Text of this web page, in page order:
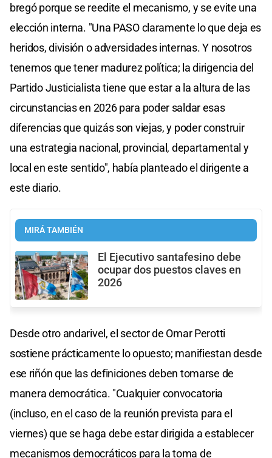
bregó porque se reedite el mecanismo, y se evite una
elección interna. "Una PASO claramente lo que deja es
heridos, división o adversidades internas. Y nosotros
tenemos que tener madurez política; la dirigencia del
Partido Justicialista tiene que estar a la altura de las
circunstancias en 2026 para poder saldar esas
diferencias que quizás son viejas, y poder construir
una estrategia nacional, provincial, departamental y
local en este sentido", había planteado el dirigente a
este diario.
MIRÁ TAMBIÉN
El Ejecutivo santafesino debe
ocupar dos puestos claves en
2026
Desde otro andarivel, el sector de Omar Perotti
sostiene prácticamente lo opuesto; manifiestan desde
ese riñón que las definiciones deben tomarse de
manera democrática. "Cualquier convocatoria
(incluso, en el caso de la reunión prevista para el
viernes) que se haga debe estar dirigida a establecer
mecanismos democráticos para la toma de